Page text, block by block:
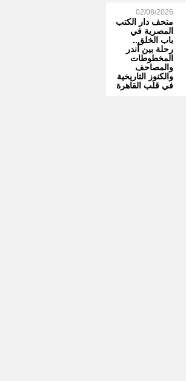
02/08/2026
متحف دار الكتب
المصرية في
باب الخلق..
رحلة بين أندر
المخطوطات
والمصاحف
والكنوز التاريخية
في قلب القاهرة